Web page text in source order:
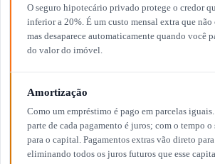
O seguro hipotecário privado protege o credor
inferior a 20%. É um custo mensal extra que
mas desaparece automaticamente quando você
do valor do imóvel.
Amortização
Como um empréstimo é pago em parcelas
parte de cada pagamento é juros; com o tempo
para o capital. Pagamentos extras vão direto
eliminando todos os juros futuros que esse